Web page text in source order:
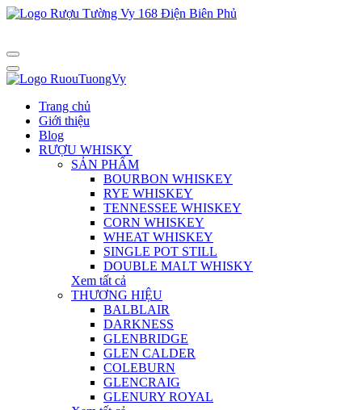
Trang chủ
Giới thiệu
Blog
RƯỢU WHISKY
SẢN PHẨM
BOURBON WHISKEY
RYE WHISKEY
TENNESSEE WHISKEY
CORN WHISKEY
WHEAT WHISKEY
SINGLE POT STILL
DOUBLE MALT WHISKY
Xem tất cả
THƯƠNG HIỆU
BALBLAIR
DARKNESS
GLENBRIDGE
GLEN CALDER
COLEBURN
GLENCRAIG
GLENURY ROYAL